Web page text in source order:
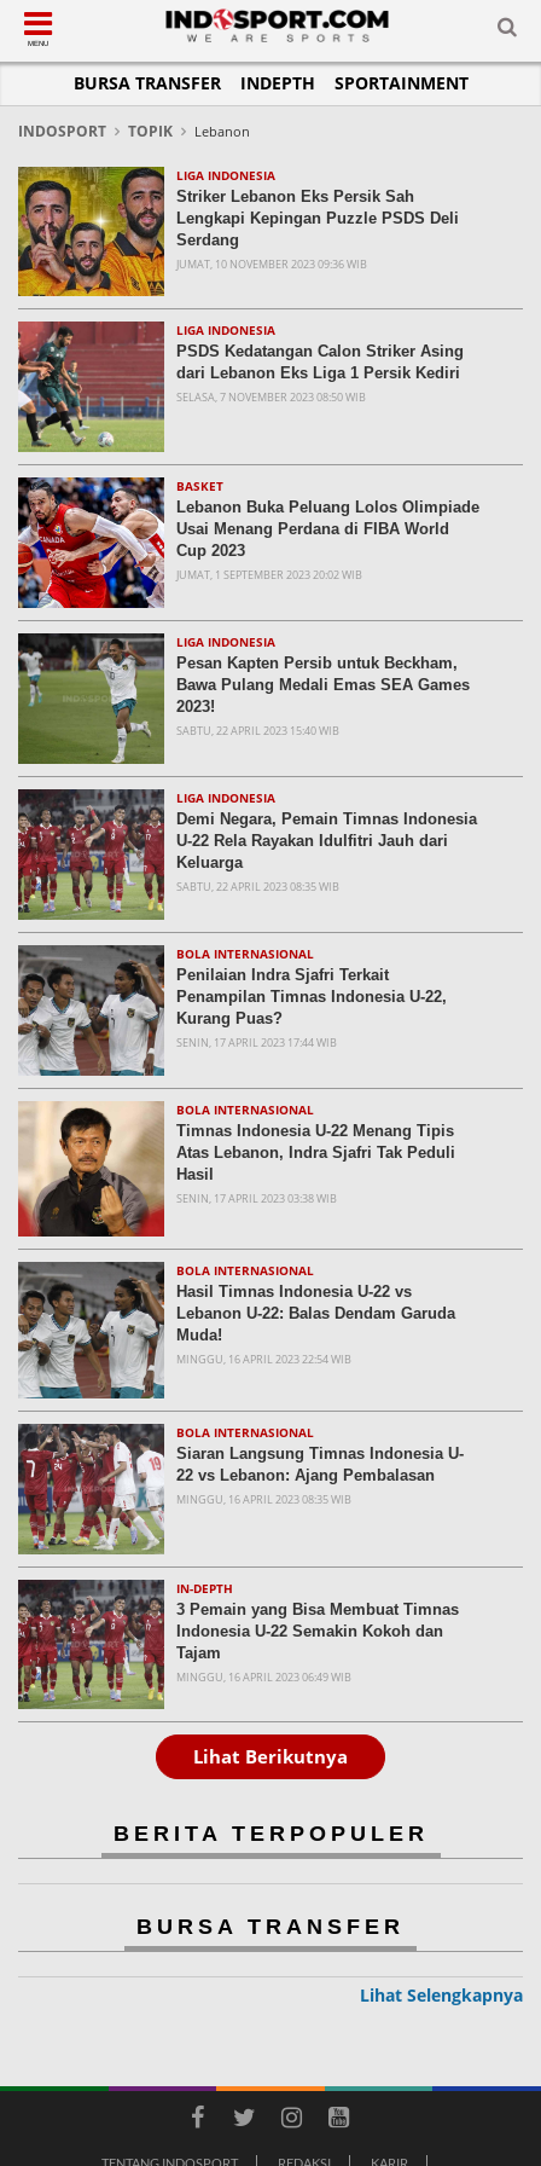
SUB-MENU
SEPAKBOLA
LIGA 1
LIGA 2
LIGA INGGRIS
LIGA ITALIA
LIGA SPANYOL
LIGA CHAMPIONS
LIGA JERMAN
LIGA PRANCIS
LIGA EUROPA
SUB-MENU
SPORTAINMENT
SELEBSPORT
LIFESTYLE
SUB-MENU
OTOMOTIF
MOTOGP
FORMULA 1
OTOMANIA
SUB-MENU
RAKET
MMA
FUTSAL
OLIMPIK
E-SPORT
SUB-MENU
JADWAL
KLASEMEN
SUB-MENU
TOPIK HARI INI
PERATURAN OLAHRAGA
TIPS DAN TRIK
INFOGRAFIS
GALERI FOTO
TEMPAT OLAHRAGA
PASUKAN SEHAT
KOMUNITAS SEHAT
MENU
BURSA TRANSFER INDEPTH SPORTAINMENT
INDOSPORT TOPIK Lebanon
LIGA INDONESIA
Striker Lebanon Eks Persik Sah
Lengkapi Kepingan Puzzle PSDS Deli
Serdang
JUMAT, 10 NOVEMBER 2023 09:36 WIB
LIGA INDONESIA
PSDS Kedatangan Calon Striker Asing
dari Lebanon Eks Liga 1 Persik Kediri
SELASA, 7 NOVEMBER 2023 08:50 WIB
BASKET
Lebanon Buka Peluang Lolos Olimpiade
Usai Menang Perdana di FIBA World
Cup 2023
JUMAT, 1 SEPTEMBER 2023 20:02 WIB
LIGA INDONESIA
Pesan Kapten Persib untuk Beckham,
Bawa Pulang Medali Emas SEA Games
2023!
SABTU, 22 APRIL 2023 15:40 WIB
LIGA INDONESIA
Demi Negara, Pemain Timnas Indonesia
U-22 Rela Rayakan Idulfitri Jauh dari
Keluarga
SABTU, 22 APRIL 2023 08:35 WIB
BOLA INTERNASIONAL
Penilaian Indra Sjafri Terkait
Penampilan Timnas Indonesia U-22,
Kurang Puas?
SENIN, 17 APRIL 2023 17:44 WIB
BOLA INTERNASIONAL
Timnas Indonesia U-22 Menang Tipis
Atas Lebanon, Indra Sjafri Tak Peduli
Hasil
SENIN, 17 APRIL 2023 03:38 WIB
BOLA INTERNASIONAL
Hasil Timnas Indonesia U-22 vs
Lebanon U-22: Balas Dendam Garuda
Muda!
MINGGU, 16 APRIL 2023 22:54 WIB
BOLA INTERNASIONAL
Siaran Langsung Timnas Indonesia U-
22 vs Lebanon: Ajang Pembalasan
MINGGU, 16 APRIL 2023 08:35 WIB
IN-DEPTH
3 Pemain yang Bisa Membuat Timnas
Indonesia U-22 Semakin Kokoh dan
Tajam
MINGGU, 16 APRIL 2023 06:49 WIB
Lihat Berikutnya
BERITA TERPOPULER
BURSA TRANSFER
Lihat Selengkapnya